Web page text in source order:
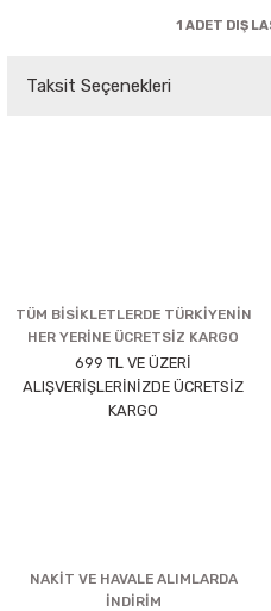
1 ADET DIŞ
Taksit Seçenekleri
TÜM BİSİKLETLERDE TÜRKİYENİN
HER YERİNE ÜCRETSİZ KARGO
699 TL VE ÜZERİ
ALIŞVERİŞLERİNİZDE ÜCRETSİZ
KARGO
NAKİT VE HAVALE ALIMLARDA
İNDİRİM